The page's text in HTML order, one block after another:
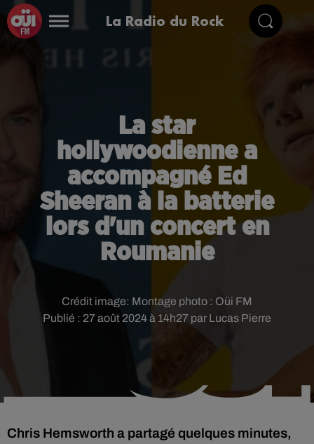
La Radio du Rock
La star
hollywoodienne a
accompagné Ed
Sheeran à la batterie
lors d'un concert en
Roumanie
Publié : 27 août 2024 à 14h27 par Lucas Pierre
Crédit image: Montage photo : Oüi FM
Chris Hemsworth a partagé quelques minutes,